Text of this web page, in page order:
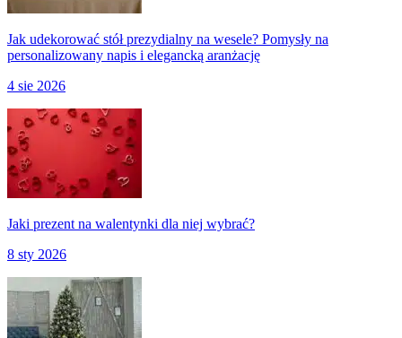
Jak udekorować stół prezydialny na wesele? Pomysły na
personalizowany napis i elegancką aranżację
4 sie 2026
Jaki prezent na walentynki dla niej wybrać?
8 sty 2026